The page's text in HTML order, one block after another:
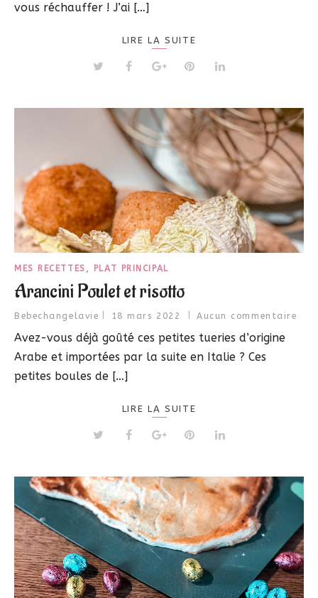
vous réchauffer ! J’ai […]
LIRE LA SUITE
MES RECETTES , PLAT PRINCIPAL
Arancini Poulet et risotto
Bebechangelavie 18 mars 2022 Aucun commentaire
Avez-vous déjà goûté ces petites tueries d’origine
Arabe et importées par la suite en Italie ? Ces
petites boules de […]
LIRE LA SUITE